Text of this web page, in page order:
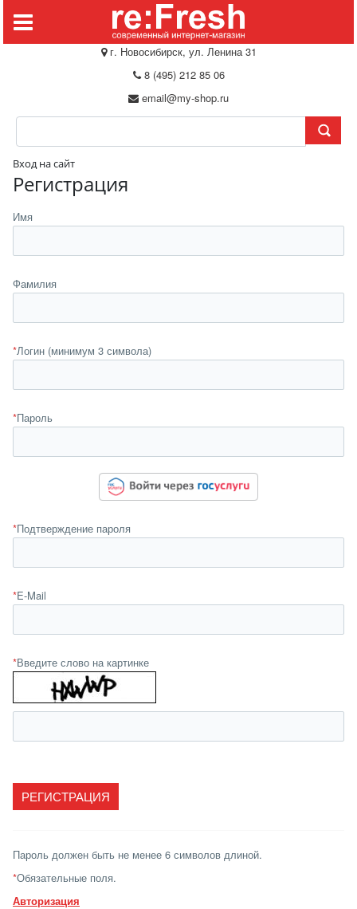
г. Новосибирск, ул. Ленина 31
8 (495) 212 85 06
email@my-shop.ru
Вход на сайт
Регистрация
Имя
Фамилия
*Логин (минимум 3 символа)
*Пароль
*Подтверждение пароля
*E-Mail
*Введите слово на картинке
Пароль должен быть не менее 6 символов длиной.
*Обязательные поля.
Авторизация